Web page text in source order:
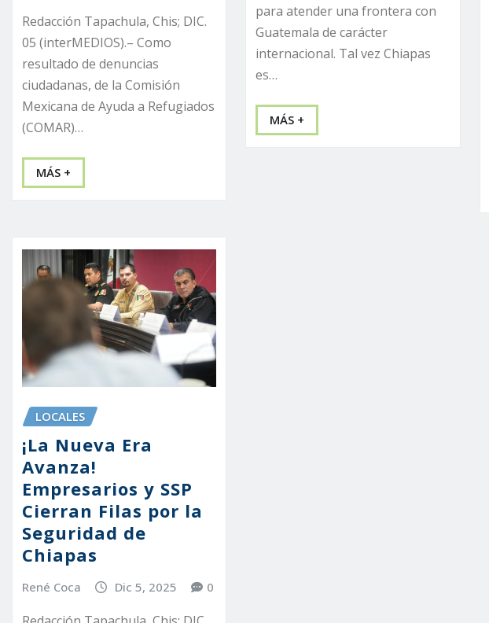
Redacción Tapachula, Chis; DIC.
05 (interMEDIOS).– Como
resultado de denuncias
ciudadanas, de la Comisión
Mexicana de Ayuda a Refugiados
(COMAR)…
MÁS +
para atender una frontera con
Guatemala de carácter
internacional. Tal vez Chiapas
es…
MÁS +
LOCALES
¡La Nueva Era
Avanza!
Empresarios y SSP
Cierran Filas por la
Seguridad de
Chiapas
René Coca Dic 5, 2025 0